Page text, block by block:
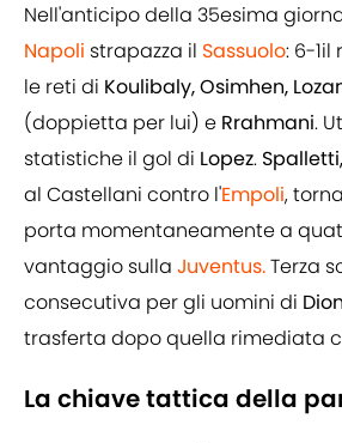
Nell'anticipo della 35esima
Napoli strapazza il Sassuolo: 6-
le reti di Koulibaly, Osimhen,
(doppietta per lui) e Rrahmani.
statistiche il gol di Lopez. Spalletti,
al Castellani contro l'Empoli,
porta momentaneamente a
vantaggio sulla Juventus.Terza
consecutiva per gli uomini di
trasferta dopo quella rimediata
La chiave tattica della